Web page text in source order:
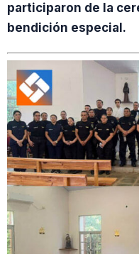
participaron de la
bendición especial.